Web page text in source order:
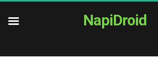
NapiDroid